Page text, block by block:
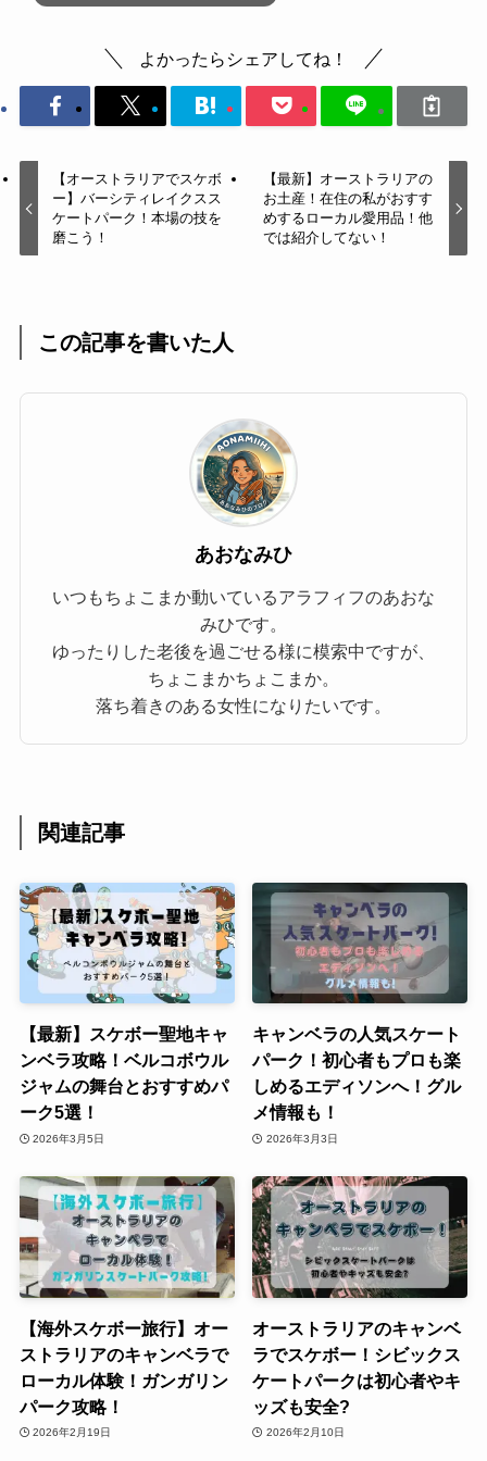
よかったらシェアしてね！
【オーストラリアでスケボ
ー】バーシティレイクスス
ケートパーク！本場の技を
磨こう！
【最新】オーストラリアの
お土産！在住の私がおすす
めするローカル愛用品！他
では紹介してない！
この記事を書いた人
あおなみひ
いつもちょこまか動いているアラフィフのあおな
みひです。
ゆったりした老後を過ごせる様に模索中ですが、
ちょこまかちょこまか。
落ち着きのある女性になりたいです。
関連記事
【最新】スケボー聖地キャ
ンベラ攻略！ベルコボウル
ジャムの舞台とおすすめパ
ーク5選！
2026年3月5日
キャンベラの人気スケート
パーク！初心者もプロも楽
しめるエディソンへ！グル
メ情報も！
2026年3月3日
【海外スケボー旅行】オー
ストラリアのキャンベラで
ローカル体験！ガンガリン
パーク攻略！
2026年2月19日
オーストラリアのキャンベ
ラでスケボー！シビックス
ケートパークは初心者やキ
ッズも安全?
2026年2月10日